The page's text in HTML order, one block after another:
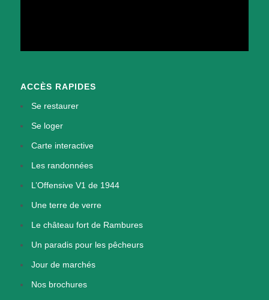
ACCÈS RAPIDES
Se restaurer
Se loger
Carte interactive
Les randonnées
L’Offensive V1 de 1944
Une terre de verre
Le château fort de Rambures
Un paradis pour les pêcheurs
Jour de marchés
Nos brochures